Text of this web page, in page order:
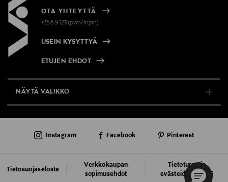
OTA YHTEYTTÄ
+358 9 1211(pvm/mpm)
USEIN KYSYTTYÄ
ETUJEN EHDOT
NÄYTÄ VALIKKO
AJANKOHTAISTA
Tietosuojaseloste
Verkkokaupan
sopimusehdot
Tietoturva ja
evästeiden käyttö
Instagram Facebook Pinterest